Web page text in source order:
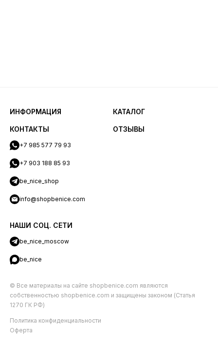
ИНФОРМАЦИЯ КАТАЛОГ
КОНТАКТЫ
+7 985 577 79 93
+7 903 188 85 93
be_nice_shop
info@shopbenice.com
НАШИ СОЦ. СЕТИ
be_nice_moscow
be_nice
ОТЗЫВЫ
© Все материалы на сайте shopbenice.com являются
собственностью shopbenice.com и защищены законом (Статья
1270 ГК РФ)
Политика конфиденциальности
Оферта